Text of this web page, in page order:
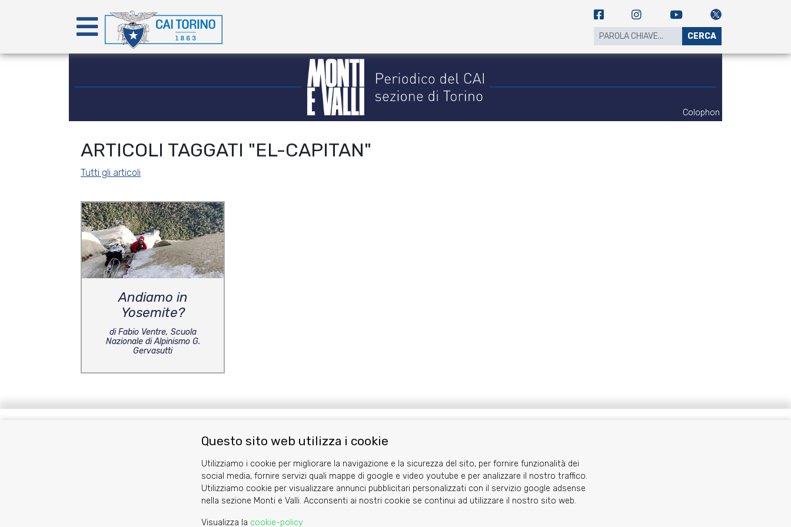
CERCA
Colophon
ARTICOLI TAGGATI "EL-CAPITAN"
Tutti gli articoli
Andiamo in
Yosemite?
di Fabio Ventre, Scuola
Nazionale di Alpinismo G.
Gervasutti
Privacy Policy Area riservata
segreteria@caitorino.it
Questo sito web utilizza i cookie
Utilizziamo i cookie per migliorare la navigazione e la sicurezza del sito, per fornire funzionalità dei
social media, fornire servizi quali mappe di google e video youtube e per analizzare il nostro traffico.
Utilizziamo cookie per visualizzare annunci pubblicitari personalizzati con il servizio google adsense
nella sezione Monti e Valli. Acconsenti ai nostri cookie se continui ad utilizzare il nostro sito web.
Visualizza la cookie-policy